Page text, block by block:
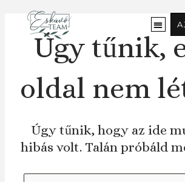
tartalomraÚgy tűnik,
oldal nem
Úgy tűnik, hogy az ide
hibás volt. Talán próbáld